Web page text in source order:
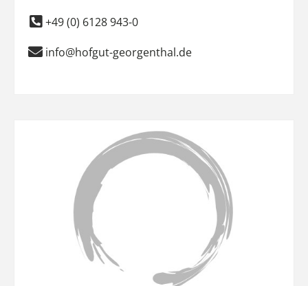
+49 (0) 6128 943-0
info@hofgut-georgenthal.de